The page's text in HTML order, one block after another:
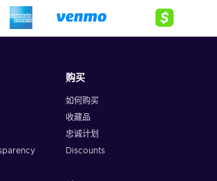
购买
如何购买
收藏品
忠诚计划
Discounts